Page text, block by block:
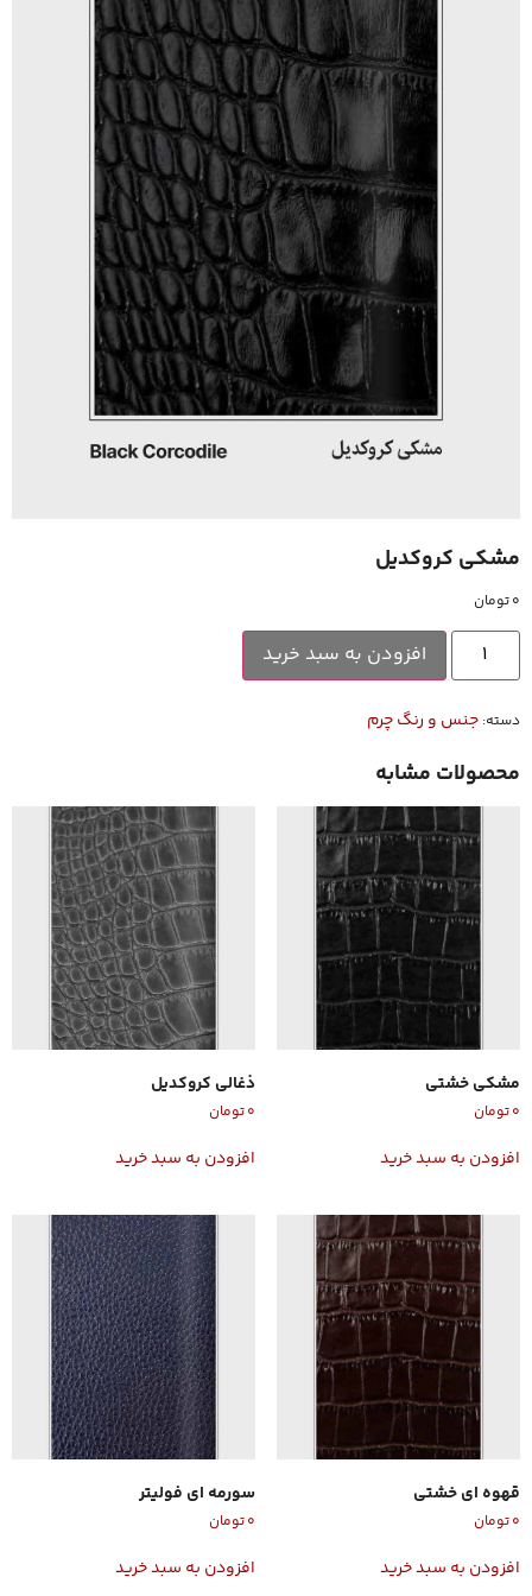
مشکی کروکدیل
۰تومان
افزودن به سبد خرید
دسته: جنس و رنگ چرم
محصولات مشابه
مشکی خشتی
۰تومان
افزودن به سبد خرید
ذغالی کروکدیل
۰تومان
افزودن به سبد خرید
قهوه ای خشتی
۰تومان
افزودن به سبد خرید
سورمه ای فولیتر
۰تومان
افزودن به سبد خرید